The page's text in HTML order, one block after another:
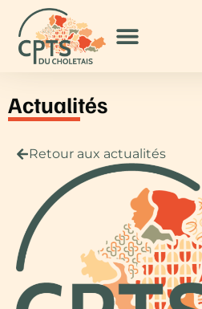
Actualités
Retour aux actualités